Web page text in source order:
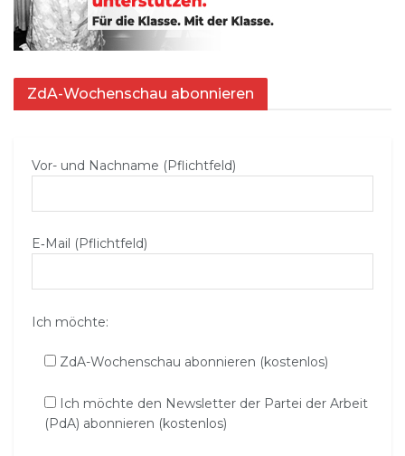
ZdA-Wochenschau abonnieren
Vor- und Nachname (Pflichtfeld)
E‑Mail (Pflichtfeld)
Ich möchte:
ZdA-Wochenschau abonnieren (kostenlos)
Ich möchte den Newsletter der Partei der Arbeit
(PdA) abonnieren (kostenlos)